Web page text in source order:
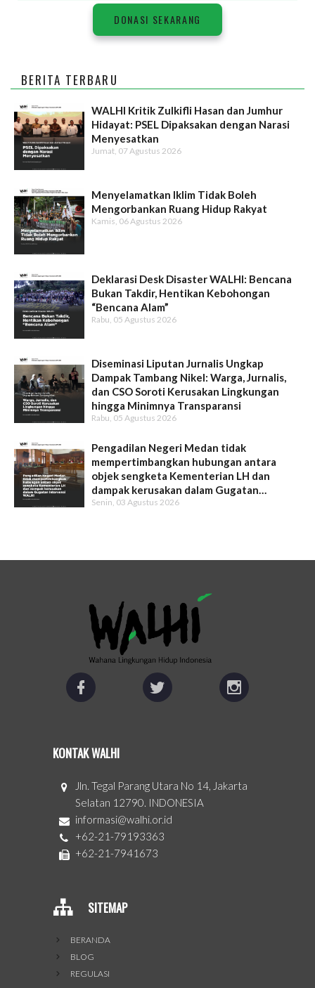
DONASI SEKARANG
BERITA TERBARU
WALHI Kritik Zulkifli Hasan dan Jumhur
Hidayat: PSEL Dipaksakan dengan Narasi
Menyesatkan
Jumat, 07 Agustus 2026
Menyelamatkan Iklim Tidak Boleh
Mengorbankan Ruang Hidup Rakyat
Kamis, 06 Agustus 2026
Deklarasi Desk Disaster WALHI: Bencana
Bukan Takdir, Hentikan Kebohongan
“Bencana Alam”
Rabu, 05 Agustus 2026
Diseminasi Liputan Jurnalis Ungkap
Dampak Tambang Nikel: Warga, Jurnalis,
dan CSO Soroti Kerusakan Lingkungan
hingga Minimnya Transparansi
Rabu, 05 Agustus 2026
Pengadilan Negeri Medan tidak
mempertimbangkan hubungan antara
objek sengketa Kementerian LH dan
dampak kerusakan dalam Gugatan
Intervensi WALHI
Senin, 03 Agustus 2026
KONTAK WALHI
Jln. Tegal Parang Utara No 14, Jakarta
Selatan 12790. INDONESIA
informasi@walhi.or.id
+62-21-79193363
+62-21-7941673
SITEMAP
BERANDA
BLOG
REGULASI